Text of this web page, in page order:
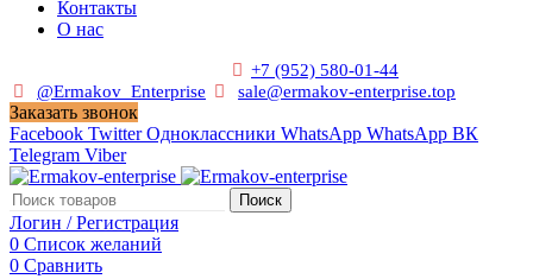
Контакты
О нас
+7 (952) 580-01-44
@Ermakov_Enterprise
sale@ermakov-enterprise.top
Заказать звонок
Facebook Twitter Одноклассники WhatsApp WhatsApp ВК
Telegram Viber
Поиск
Логин / Регистрация
0 Список желаний
0 Сравнить